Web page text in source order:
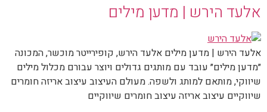
אלעד הירש | מדען מילים
אלעד הירש | מדען מילים אלעד הירש, קופירייטר מוכשר, המכונה
״מדען מילים״ עובד עם מותגים גדולים ויוצר עבורם מכלול מילים
שיווקי, מותאם למותג ולשפה. מעולם העיצוב עיצוב אריזה חומרים
שיווקיים עיצוב אריזה עיצוב חומרים שיווקיים